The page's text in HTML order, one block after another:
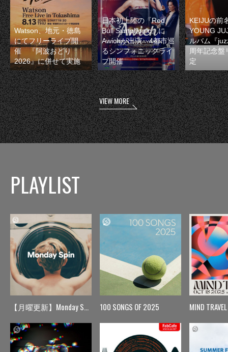
Watson、地元・徳島
にてフリーライブ開
催 『阿波おどり
2026』に併せて実施
日本初上陸の『Red
Bull Symphonic』に
Awichが出演 4都市巡
るシンフォニックライ
ブ開催
KEIJUの前
YOUNG
ルバム『
周年記念盤
定
VIEW MORE
PLAYLIST
【月曜更新】Monday Spin 100 SONGS OF 2025 MIND TRAVEL